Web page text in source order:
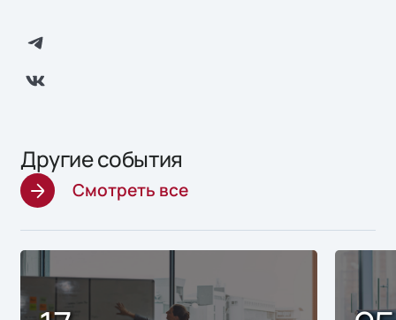
Другие события
Смотреть все